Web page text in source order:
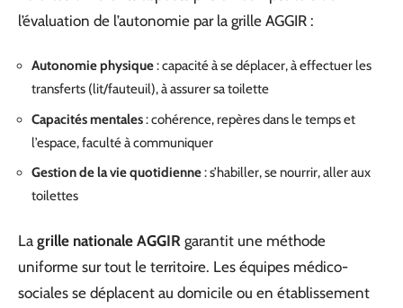
l’évaluation de l’autonomie par la grille AGGIR :
Autonomie physique: capacité à se déplacer, à effectuer les
transferts (lit/fauteuil), à assurer sa toilette
Capacités mentales: cohérence, repères dans le temps et
l’espace, faculté à communiquer
Gestion de la vie quotidienne: s’habiller, se nourrir, aller aux
toilettes
La grille nationale AGGIR garantit une méthode
uniforme sur tout le territoire. Les équipes médico-
sociales se déplacent au domicile ou en établissement